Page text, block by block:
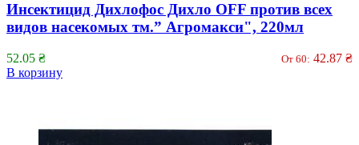
Инсектицид Дихлофос Дихло OFF против всех
видов насекомых тм.” Агромакси", 220мл
52.05 ₴ От 60: 42.87 ₴
В корзину